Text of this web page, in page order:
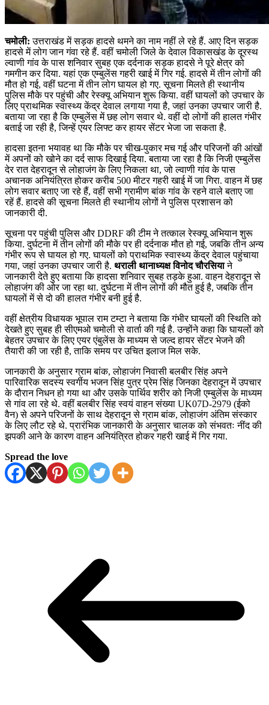
चमोली:उत्तराखंड में सड़क हादसे थमने का नाम नहीं ले रहे हैं. आए दिन सड़क
हादसे में लोग जान गंवा रहे हैं. वहीं चमोली जिले के देवाल विकासखंड के दूरस्थ
ल्वाणी गांव के पास शनिवार सुबह एक दर्दनाक सड़क हादसे ने पूरे क्षेत्र को
गमगीन कर दिया. यहां एक एम्बुलेंस गहरी खाई में गिर गई. हादसे में तीन लोगों की
मौत हो गई, वहीं घटना में तीन लोग घायल हो गए. सूचना मिलते ही स्थानीय
पुलिस मौके पर पहुंची और रेस्क्यू अभियान शुरू किया. वहीं घायलों को उपचार के
लिए प्राथमिक स्वास्थ्य केंद्र देवाल लगाया गया है, जहां उनका उपचार जारी है.
बताया जा रहा है कि एम्बुलेंस में छह लोग सवार थे. वहीं दो लोगों की हालत गंभीर
बताई जा रही है, जिन्हें एयर लिफ्ट कर हायर सेंटर भेजा जा सकता है.
हादसा इतना भयावह था कि मौके पर चीख-पुकार मच गई और परिजनों की आंखों
में अपनों को खोने का दर्द साफ दिखाई दिया. बताया जा रहा है कि निजी एम्बुलेंस
देर रात देहरादून से लोहाजंग के लिए निकला था, जो ल्वाणी गांव के पास
अचानक अनियंत्रित होकर करीब 500 मीटर गहरी खाई में जा गिरा. वाहन में छह
लोग सवार बताए जा रहे हैं, वहीं सभी ग्रामीण बांक गांव के रहने वाले बताए जा
रहें हैं. हादसे की सूचना मिलते ही स्थानीय लोगों ने पुलिस प्रशासन को
जानकारी दी.
सूचना पर पहुंची पुलिस और DDRF की टीम ने तत्काल रेस्क्यू अभियान शुरू
किया. दुर्घटना में तीन लोगों की मौके पर ही दर्दनाक मौत हो गई, जबकि तीन अन्य
गंभीर रूप से घायल हो गए. घायलों को प्राथमिक स्वास्थ्य केंद्र देवाल पहुंचाया
गया, जहां उनका उपचार जारी है. थराली थानाध्यक्ष विनोद चौरसियाने
जानकारी देते हुए बताया कि हादसा शनिवार सुबह तड़के हुआ. वाहन देहरादून से
लोहाजंग की ओर जा रहा था. दुर्घटना में तीन लोगों की मौत हुई है, जबकि तीन
घायलों में से दो की हालत गंभीर बनी हुई है.
वहीं क्षेत्रीय विधायक भूपाल राम टम्टा ने बताया कि गंभीर घायलों की स्थिति को
देखते हुए सुबह ही सीएमओ चमोली से वार्ता की गई है. उन्होंने कहा कि घायलों को
बेहतर उपचार के लिए एयर एंबुलेंस के माध्यम से जल्द हायर सेंटर भेजने की
तैयारी की जा रही है, ताकि समय पर उचित इलाज मिल सके.
जानकारी के अनुसार ग्राम बांक, लोहाजंग निवासी बलबीर सिंह अपने
पारिवारिक सदस्य स्वर्गीय भजन सिंह पुत्र प्रेम सिंह जिनका देहरादून में उपचार
के दौरान निधन हो गया था और उसके पार्थिव शरीर को निजी एम्बुलेंस के माध्यम
से गांव ला रहे थे. वहीं बलबीर सिंह स्वयं वाहन संख्या UK07D-2979 (ईको
वैन) से अपने परिजनों के साथ देहरादून से ग्राम बांक, लोहाजंग अंतिम संस्कार
के लिए लौट रहे थे. प्रारंभिक जानकारी के अनुसार चालक को संभवतः नींद की
झपकी आने के कारण वाहन अनियंत्रित होकर गहरी खाई में गिर गया.
Spread the love